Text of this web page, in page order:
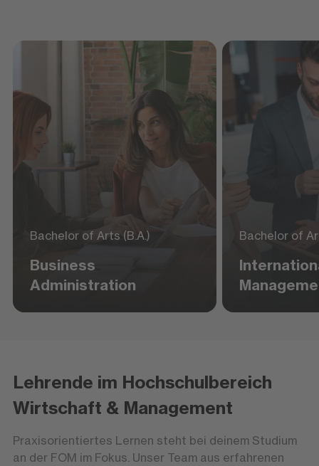
Bachelor of Arts (B.A.)
Business
Administration
Bachelor of
Lehrende im Hochschulbereich
Wirtschaft & Management
Praxisorientiertes Lernen steht bei deinem Studium
an der FOM im Fokus. Unser Team aus erfahrenen